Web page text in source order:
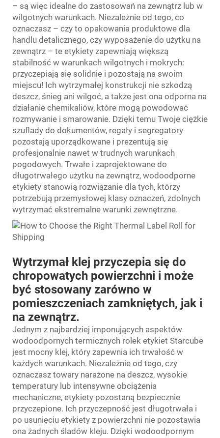
– są więc idealne do zastosowań na zewnątrz lub w
wilgotnych warunkach. Niezależnie od tego, co
oznaczasz – czy to opakowania produktowe dla
handlu detalicznego, czy wyposażenie do użytku na
zewnątrz – te etykiety zapewniają większą
stabilność w warunkach wilgotnych i mokrych:
przyczepiają się solidnie i pozostają na swoim
miejscu! Ich wytrzymałej konstrukcji nie szkodzą
deszcz, śnieg ani wilgoć, a także jest ona odporna na
działanie chemikaliów, które mogą powodować
rozmywanie i smarowanie. Dzięki temu Twoje ciężkie
szuflady do dokumentów, regały i segregatory
pozostają uporządkowane i prezentują się
profesjonalnie nawet w trudnych warunkach
pogodowych. Trwałe i zaprojektowane do
długotrwałego użytku na zewnątrz, wodoodporne
etykiety stanowią rozwiązanie dla tych, którzy
potrzebują przemysłowej klasy oznaczeń, zdolnych
wytrzymać ekstremalne warunki zewnętrzne.
Wytrzymał klej przyczepia się do
chropowatych powierzchni i może
być stosowany zarówno w
pomieszczeniach zamkniętych, jak i
na zewnątrz.
Jednym z najbardziej imponujących aspektów
wodoodpornych termicznych rolek etykiet Starcube
jest mocny klej, który zapewnia ich trwałość w
każdych warunkach. Niezależnie od tego, czy
oznaczasz towary narażone na deszcz, wysokie
temperatury lub intensywne obciążenia
mechaniczne, etykiety pozostaną bezpiecznie
przyczepione. Ich przyczepność jest długotrwała i
po usunięciu etykiety z powierzchni nie pozostawia
ona żadnych śladów kleju. Dzięki wodoodpornym